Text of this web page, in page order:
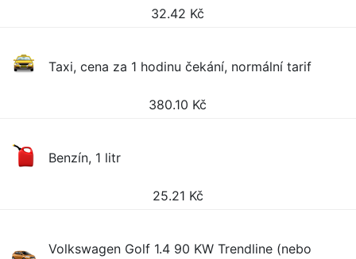
32.42 Kč
Taxi, cena za 1 hodinu čekání, normální tarif
380.10 Kč
Benzín, 1 litr
25.21 Kč
Volkswagen Golf 1.4 90 KW Trendline (nebo